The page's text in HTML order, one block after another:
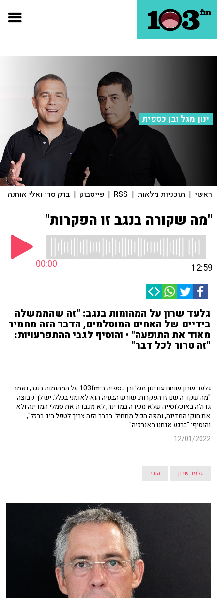
ינון מגל ובן כספית
ראשי | תוכניות מלאות |
RSS
| פייסבוק | ברק סרי ואלי אוחנה
"מה שקורה בנגב זו הפקרות"
00:00 12:59
גלעד שרון על המהומות בנגב: "זה שהממשלה
בידיים של האחים המוסלמים, הדבר הזה מחמיר
מאוד את התופעה" • והוסיף לגבי ההתפרעויות:
"זה טרור לכל דבר"
גלעד שרון שוחח עם ינון מגל ובן כספית ב־103fm על המהומות בנגב, ואמר:
"מה שקורה שם זו הפקרות. שורש הבעיה הוא לאומני בכלל. יש לך קבוצה
גדולה באוכלוסייה שלא מכירה במדינה, לא מכבדת את סמלי המדינה ולא
את חוקי המדינה, ומפה הכול מתחיל. בדבר הזה צריך לטפל ביד ברזל",
והוסיף: "כרגע אנחנו באנרכיה".
12/01/2022
גלעד שרון הנגב